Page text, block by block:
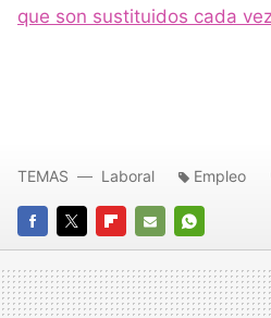
que son sustituidos cada
FACEBOOK
TWITTERFLIPBOARD
E-
MAIL
WHATSAPP
TEMAS Laboral Empleo